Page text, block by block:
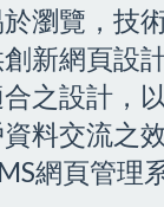
瀏覽，技
新網頁設
之設計，
料交流之
網頁管理